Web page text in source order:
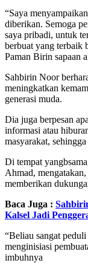
“Saya
diberikan. Semoga
saya pribadi, untuk
berbuat yang terbaik
Paman Birin sapaan
Sahbirin Noor
meningkatkan
generasi muda.
Dia juga berpesan
informasi atau
masyarakat,
Di tempat
Ahmad,
memberikan
Baca Juga :
Kalsel Jadi
“Beliau sangat
menginisiasi
imbuhnya